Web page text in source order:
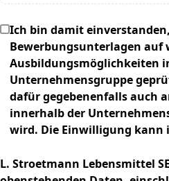
Ich bin damit
Bewerbungsunterlagen auf
Ausbildungsmöglichkeiten
Unternehmensgruppe
dafür gegebenenfalls auch
innerhalb der
wird. Die Einwilligung kann
L. Stroetmann Lebensmittel